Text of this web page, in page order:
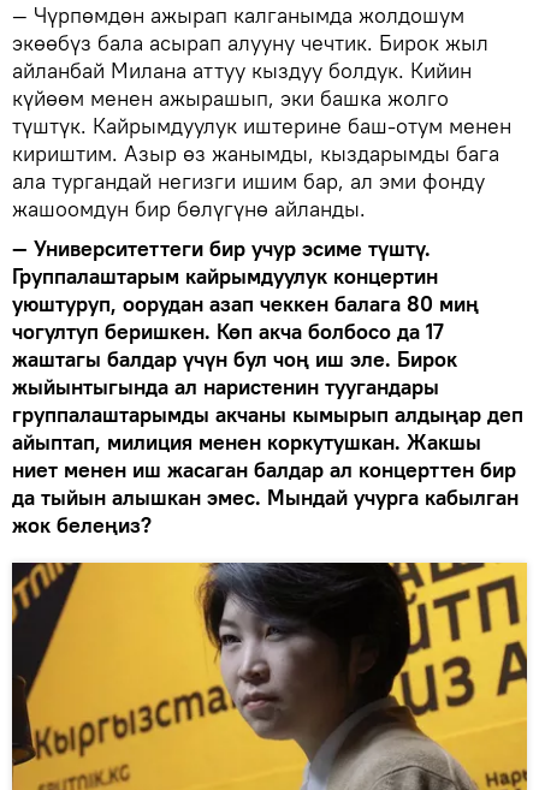
— Чүрпөмдөн ажырап калганымда жолдошум
экөөбүз бала асырап алууну чечтик. Бирок жыл
айланбай Милана аттуу кыздуу болдук. Кийин
күйөөм менен ажырашып, эки башка жолго
түштүк. Кайрымдуулук иштерине баш-отум менен
кириштим. Азыр өз жанымды, кыздарымды бага
ала тургандай негизги ишим бар, ал эми фонду
жашоомдун бир бөлүгүнө айланды.
— Университеттеги бир учур эсиме түштү.
Группалаштарым кайрымдуулук концертин
уюштуруп, оорудан азап чеккен балага 80 миң
чогултуп беришкен. Көп акча болбосо да 17
жаштагы балдар үчүн бул чоң иш эле. Бирок
жыйынтыгында ал наристенин туугандары
группалаштарымды акчаны кымырып алдыңар деп
айыптап, милиция менен коркутушкан. Жакшы
ниет менен иш жасаган балдар ал концерттен бир
да тыйын алышкан эмес. Мындай учурга кабылган
жок белеңиз?